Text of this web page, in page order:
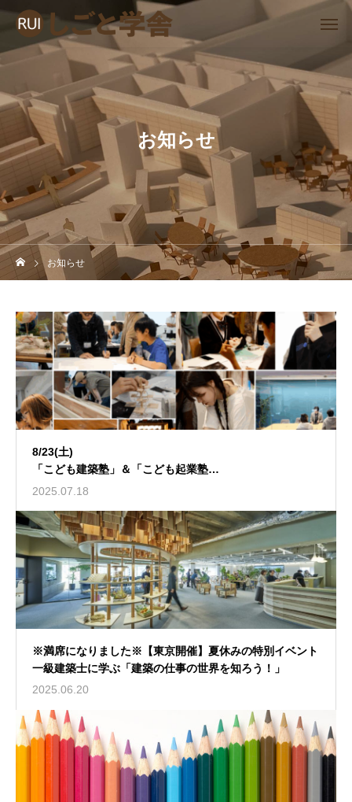
お知らせ
お知らせ
8/23(土)
「こども建築塾」＆「こども起業塾」
特別体験会を開催します！
2025.07.18
※満席になりました※【東京開催】夏休みの特別イベント
一級建築士に学ぶ「建築の仕事の世界を知ろう！」
2025.06.20